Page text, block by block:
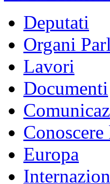
Deputati
Organi
Lavori
Documenti
Conoscere
Europa